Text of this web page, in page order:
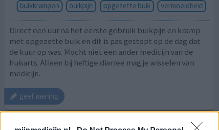
buikkrampen
buikpijn opgezette buik vermoeidheid
Direct een uur na het eerste gebruik buikpijn en kramp
met opgezette buik en dit is pas gestopt op de dag dat
de kuur op was. Mocht niet een ander medicijn van de
huisarts. Alleen bij heftige diarree mag je wisselen van
medicijn.
geef mening